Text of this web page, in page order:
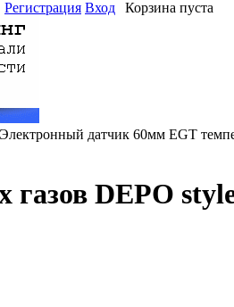
Корзина пуста
Регистрация Вход
датчик 60мм EGT
DEPO